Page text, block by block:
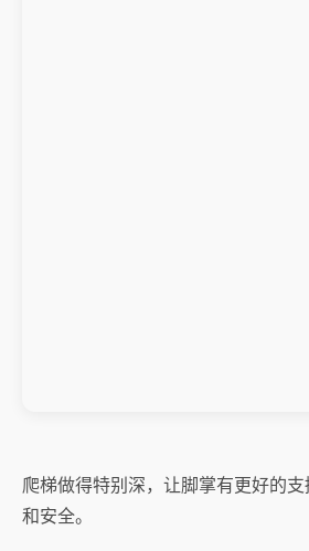
爬梯做得特别深，让脚掌有更好的
和安全。